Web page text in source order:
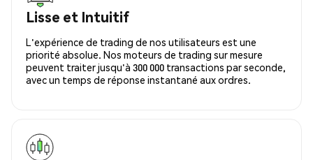
Lisse et Intuitif
L'expérience de trading de nos utilisateurs est une
priorité absolue. Nos moteurs de trading sur mesure
peuvent traiter jusqu'à 300 000 transactions par seconde,
avec un temps de réponse instantané aux ordres.